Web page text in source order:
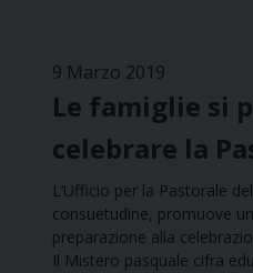
9 Marzo 2019
Le famiglie si
celebrare la
L’Ufficio per la Pastorale
consuetudine, promuove
preparazione alla
Il Mistero pasquale cifra